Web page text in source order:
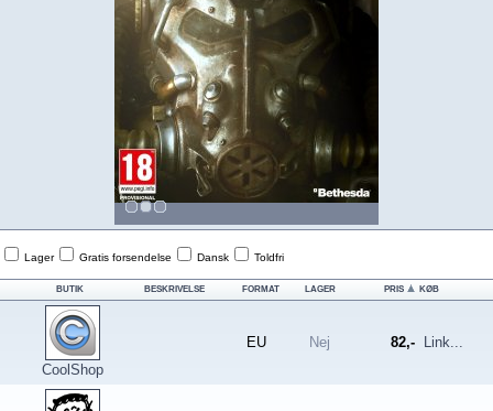
Lager Gratis forsendelse Dansk Toldfri
BUTIK BESKRIVELSE FORMAT LAGER PRIS KØB
CoolShop
EU Nej 82,- Link...